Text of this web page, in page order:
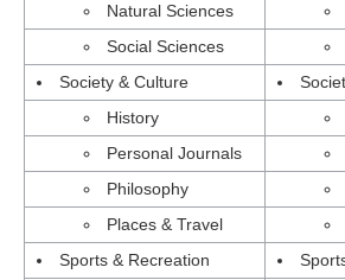
Natural Sciences
Social Sciences
Society & Culture
History
Personal Journals
Philosophy
Places & Travel
Sports & Recreation